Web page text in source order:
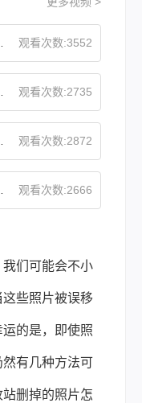
观看次数:3552
观看次数:2735
观看次数:2872
观看次数:2666
们可能会不小
些照片被误移
的是，即使照
有几种方法可
站删掉的照片怎